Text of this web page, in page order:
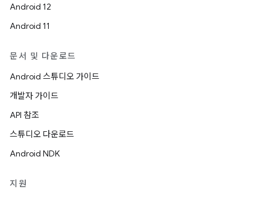
Android 12
Android 11
문서 및 다운로드
Android 스튜디오 가이드
개발자 가이드
API 참조
스튜디오 다운로드
Android NDK
지원